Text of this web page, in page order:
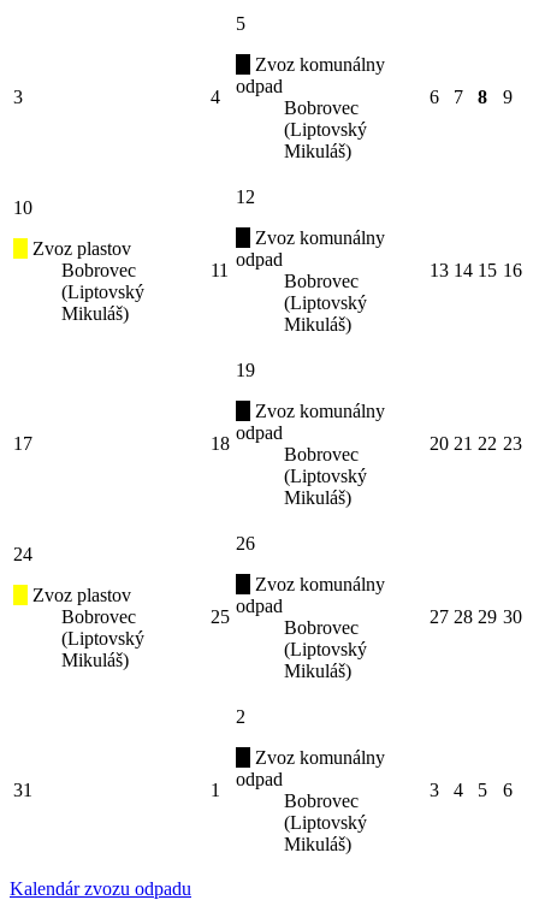
3 4
5
Zvoz komunálny
odpad
Bobrovec
(Liptovský
Mikuláš)
6 7 8 9
10
Zvoz plastov
Bobrovec
(Liptovský
Mikuláš)
11
12
Zvoz komunálny
odpad
Bobrovec
(Liptovský
Mikuláš)
13 14 15 16
17 18
19
Zvoz komunálny
odpad
Bobrovec
(Liptovský
Mikuláš)
20 21 22 23
24
Zvoz plastov
Bobrovec
(Liptovský
Mikuláš)
25
26
Zvoz komunálny
odpad
Bobrovec
(Liptovský
Mikuláš)
27 28 29 30
31 1
2
Zvoz komunálny
odpad
Bobrovec
(Liptovský
Mikuláš)
3 4 5 6
Kalendár zvozu odpadu